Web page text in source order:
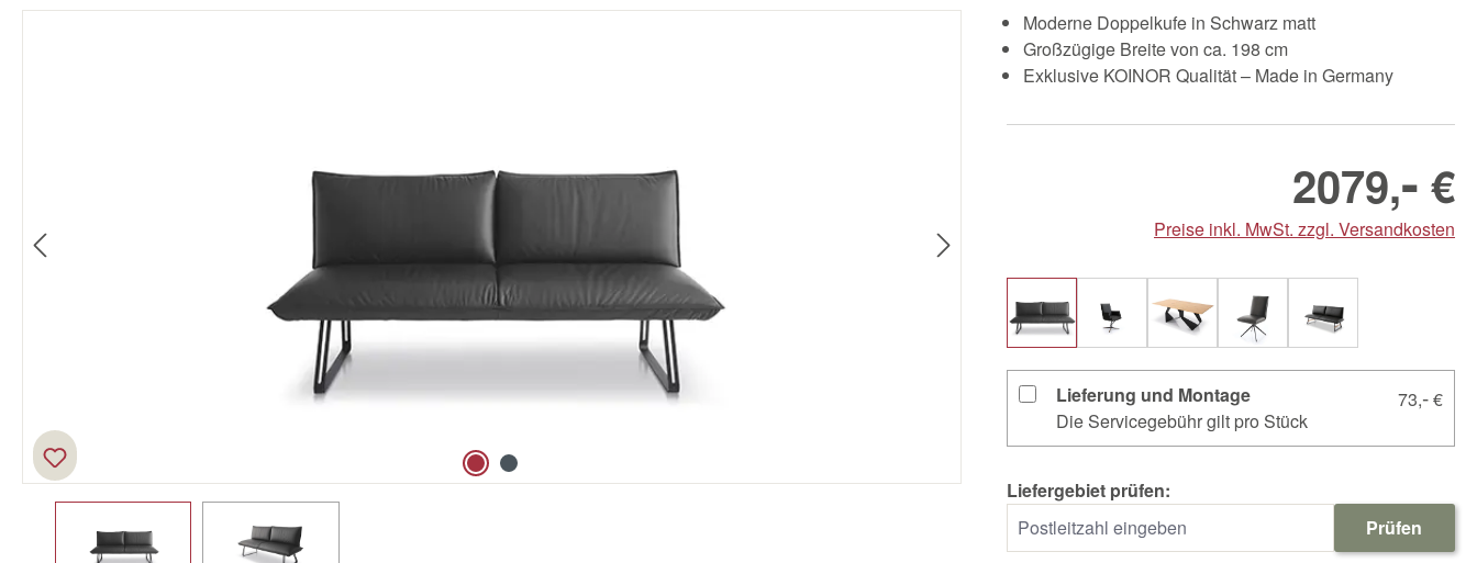
Moderne Doppelkufe in Schwarz matt
Großzügige Breite von ca. 198 cm
Exklusive KOINOR Qualität – Made in Germany
2079,- €
Preise inkl. MwSt. zzgl. Versandkosten
Lieferung und Montage
Die Servicegebühr gilt pro Stück
73,-€
Liefergebiet prüfen:
Prüfen